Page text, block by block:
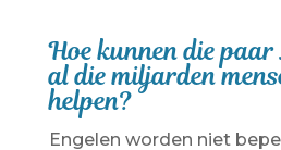
Hoe kunnen die
al die miljarden
helpen?
Engelen worden niet